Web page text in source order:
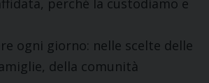
perché la custodiamo e
ogni giorno: nelle scelte delle
della comunità